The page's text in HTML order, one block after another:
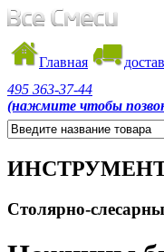
Главная
495 363-37-44
(нажмите чтобы
Столярно-